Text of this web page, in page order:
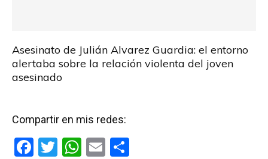
Asesinato de Julián Alvarez Guardia: el entorno
alertaba sobre la relación violenta del joven
asesinado
Compartir en mis redes:
F
T
W E